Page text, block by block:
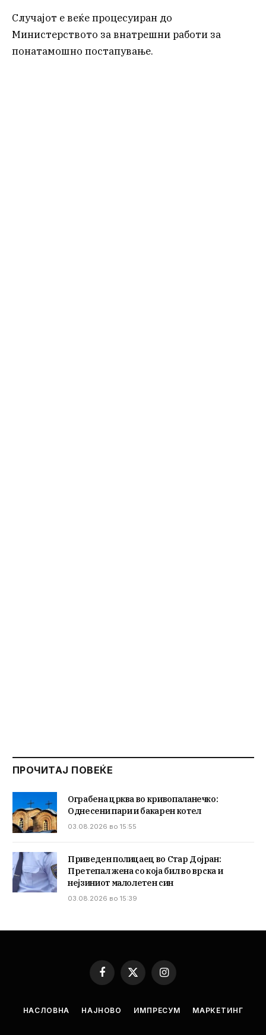
Случајот е веќе процесуиран до
Министерството за внатрешни работи за
понатамошно постапување.
ПРОЧИТАЈ ПОВЕЌЕ
Ограбена црква во кривопаланечко:
Однесени пари и бакарен котел
03.08.2026 во 15:55
Приведен полицаец во Стар Дојран:
Претепал жена со која бил во врска и
нејзиниот малолетен син
03.08.2026 во 15:39
Facebook
X
(Twitter)
Instagram
НАСЛОВНА НАЈНОВО ИМПРЕСУМ МАРКЕТИНГ